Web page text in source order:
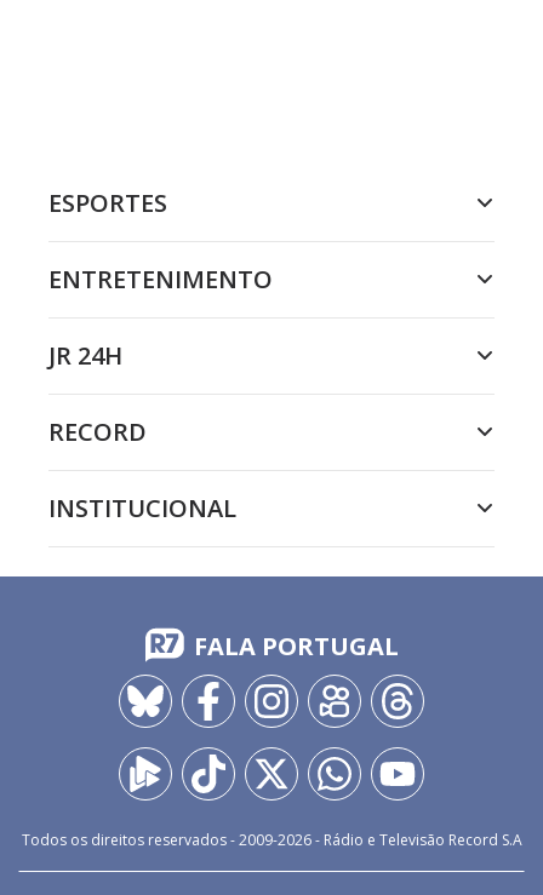
ESPORTES
ENTRETENIMENTO
JR 24H
RECORD
INSTITUCIONAL
FALA PORTUGAL
Todos os direitos reservados - 2009-2026- Rádio e Televisão Record S.A